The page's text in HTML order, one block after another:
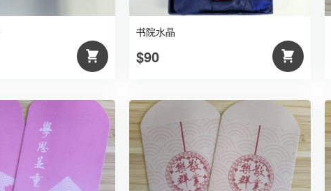
书院水晶
$90